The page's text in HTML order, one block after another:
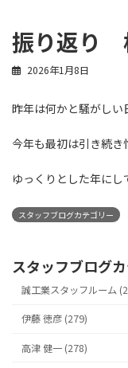
振り返り
2026年1月8日
昨年は何かと騒がしい
今年も最初は引き続
ゆっくりとした年にし
スタッフブログカテゴリー
スタッフブログ
誠工業スタッフルーム
伊藤 徳彦 (279)
高津 健一 (278)